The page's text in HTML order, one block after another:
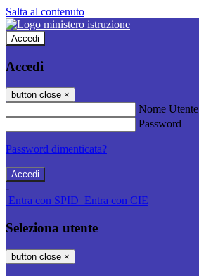
Salta al contenuto
Accedi
Accedi
button close ×
Nome Utente
Password
Password dimenticata?
-
Entra con SPID Entra con CIE
Seleziona utente
button close ×